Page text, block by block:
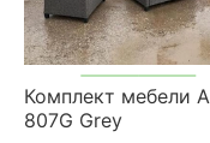
Комплект мебели
807G Grey